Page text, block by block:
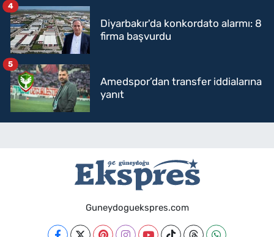
Diyarbakır'da konkordato alarmı: 8
firma başvurdu
4
Amedspor’dan transfer iddialarına
yanıt
5
Guneydoguekspres.com